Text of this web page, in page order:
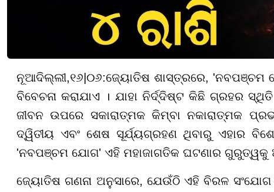
ନୂଆଦିଲ୍ଲୀ,୧୬|୦୬:ଜ୍ୟୋତିଷ ଶାସ୍ତ୍ରରେ, 'ନବପଞ୍ଚମ
ବିବେଚନା କରାଯାଏ । ଯାହା ନିର୍ଦ୍ଦିଷ୍ଟ କିଛି ଗ୍ରହର
ଜୀବନ ଉପରେ ସକାରାତ୍ମକ କିମ୍ବା ନକାରାତ୍ମକ
ଦ୍ୱିତୀୟ ଏବଂ ଶେଷ ସୂର୍ଯ୍ୟଗ୍ରହଣ ଥିବାରୁ ଏହାର
'ନବପଞ୍ଚମ ଯୋଗ' ଏହି ମହାଜାଗତିକ ଘଟଣାର ଗୁରୁତ୍ୱକୁ
ଜ୍ୟୋତିଷ ଗଣନା ଅନୁସାରେ, ଯେଉଁଠି ଏହି ବିରଳ